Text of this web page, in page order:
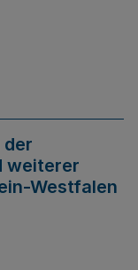
der
weiterer
Westfalen